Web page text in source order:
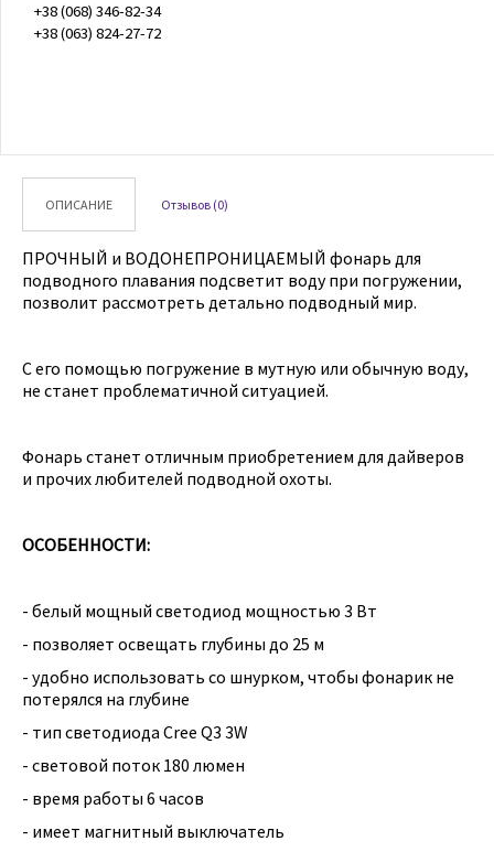
+38 (068) 346-82-34
+38 (063) 824-27-72
ОПИСАНИЕ Отзывов (0)
ПРОЧНЫЙ и ВОДОНЕПРОНИЦАЕМЫЙ фонарь для
подводного плавания подсветит воду при погружении,
позволит рассмотреть детально подводный мир.
С его помощью погружение в мутную или обычную воду,
не станет проблематичной ситуацией.
Фонарь станет отличным приобретением для дайверов
и прочих любителей подводной охоты.
ОСОБЕННОСТИ:
- белый мощный светодиод мощностью 3 Вт
- позволяет освещать глубины до 25 м
- удобно использовать со шнурком, чтобы фонарик не
потерялся на глубине
- тип светодиода Cree Q3 3W
- световой поток 180 люмен
- время работы 6 часов
- имеет магнитный выключатель